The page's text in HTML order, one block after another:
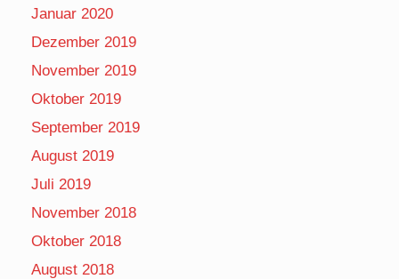
Januar 2020
Dezember 2019
November 2019
Oktober 2019
September 2019
August 2019
Juli 2019
November 2018
Oktober 2018
August 2018